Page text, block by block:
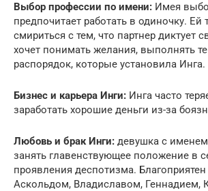
Выбор профессии по имени: Имея
предпочитает работать в одиночку. Ей
смириться с тем, что партнер диктует
хочет понимать желания, выполнять
распорядок, которые установила Инга.
Бизнес и карьера Инги: Инга часто
заработать хорошие деньги из-за
Любовь и брак Инги: девушка с
занять главенствующее положение в
проявления деспотизма.
Аскольдом, Владиславом,